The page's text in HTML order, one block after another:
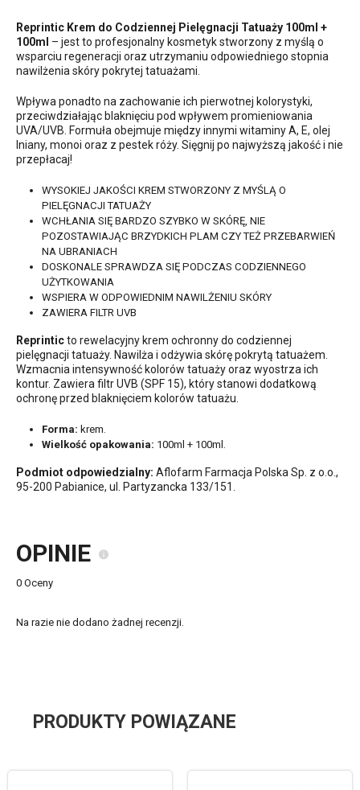
Reprintic Krem do Codziennej Pielęgnacji Tatuaży 100ml +
100ml – jest to profesjonalny kosmetyk stworzony z myślą o
wsparciu regeneracji oraz utrzymaniu odpowiedniego stopnia
nawilżenia skóry pokrytej tatuażami.
Wpływa ponadto na zachowanie ich pierwotnej kolorystyki,
przeciwdziałając blaknięciu pod wpływem promieniowania
UVA/UVB. Formuła obejmuje między innymi witaminy A, E, olej
lniany, monoi oraz z pestek róży. Sięgnij po najwyższą jakość i nie
przepłacaj!
WYSOKIEJ JAKOŚCI KREM STWORZONY Z MYŚLĄ O
PIELĘGNACJI TATUAŻY
WCHŁANIA SIĘ BARDZO SZYBKO W SKÓRĘ, NIE
POZOSTAWIAJĄC BRZYDKICH PLAM CZY TEŻ PRZEBARWIEŃ
NA UBRANIACH
DOSKONALE SPRAWDZA SIĘ PODCZAS CODZIENNEGO
UŻYTKOWANIA
WSPIERA W ODPOWIEDNIM NAWILŻENIU SKÓRY
ZAWIERA FILTR UVB
Reprinticto rewelacyjny krem ochronny do codziennej
pielęgnacji tatuaży. Nawilża i odżywia skórę pokrytą tatuażem.
Wzmacnia intensywność kolorów tatuaży oraz wyostrza ich
kontur. Zawiera filtr UVB (SPF 15), który stanowi dodatkową
ochronę przed blaknięciem kolorów tatuażu.
Forma: krem.
Wielkość opakowania: 100ml + 100ml.
Podmiot odpowiedzialny: Aflofarm Farmacja Polska Sp. z o.o.,
95-200 Pabianice, ul. Partyzancka 133/151.
OPINIE
0 Oceny
Na razie nie dodano żadnej recenzji.
PRODUKTY POWIĄZANE